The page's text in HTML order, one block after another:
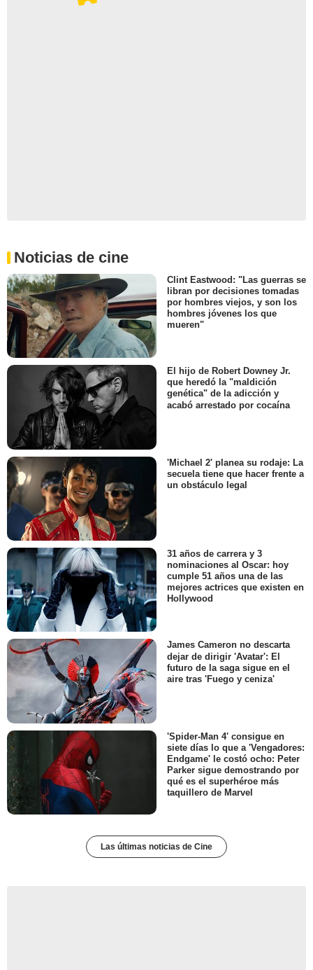
Noticias de cine
Clint Eastwood: "Las guerras se
libran por decisiones tomadas
por hombres viejos, y son los
hombres jóvenes los que
mueren"
El hijo de Robert Downey Jr.
que heredó la "maldición
genética" de la adicción y
acabó arrestado por cocaína
'Michael 2' planea su rodaje: La
secuela tiene que hacer frente a
un obstáculo legal
31 años de carrera y 3
nominaciones al Oscar: hoy
cumple 51 años una de las
mejores actrices que existen en
Hollywood
James Cameron no descarta
dejar de dirigir 'Avatar': El
futuro de la saga sigue en el
aire tras 'Fuego y ceniza'
'Spider-Man 4' consigue en
siete días lo que a 'Vengadores:
Endgame' le costó ocho: Peter
Parker sigue demostrando por
qué es el superhéroe más
taquillero de Marvel
Las últimas noticias de Cine